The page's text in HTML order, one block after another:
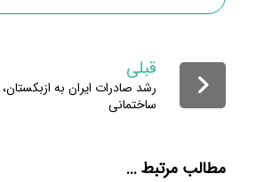
قبلی
رشد صادرات ایران به
ساختمانی
مطالب مرتبط ...